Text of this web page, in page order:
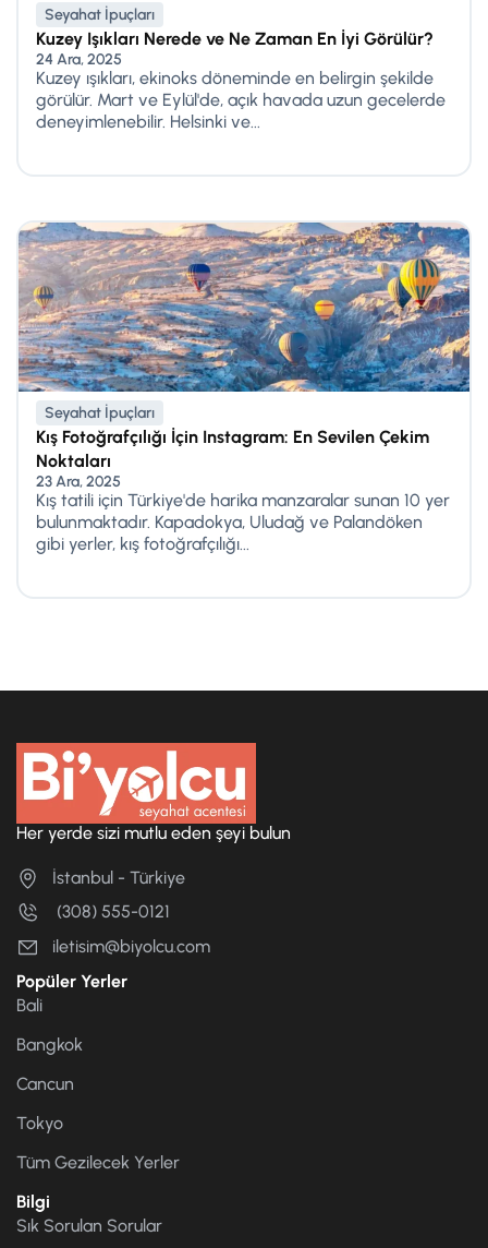
Seyahat İpuçları
Kuzey Işıkları Nerede ve Ne Zaman En İyi Görülür?
24 Ara, 2025
Kuzey ışıkları, ekinoks döneminde en belirgin şekilde
görülür. Mart ve Eylül'de, açık havada uzun gecelerde
deneyimlenebilir. Helsinki ve...
Seyahat İpuçları
Kış Fotoğrafçılığı İçin Instagram: En Sevilen Çekim
Noktaları
23 Ara, 2025
Kış tatili için Türkiye'de harika manzaralar sunan 10 yer
bulunmaktadır. Kapadokya, Uludağ ve Palandöken
gibi yerler, kış fotoğrafçılığı...
Her yerde sizi mutlu eden şeyi bulun
İstanbul - Türkiye
(308) 555-0121
iletisim@biyolcu.com
Popüler Yerler
Bali
Bangkok
Cancun
Tokyo
Tüm Gezilecek Yerler
Bilgi
Sık Sorulan Sorular